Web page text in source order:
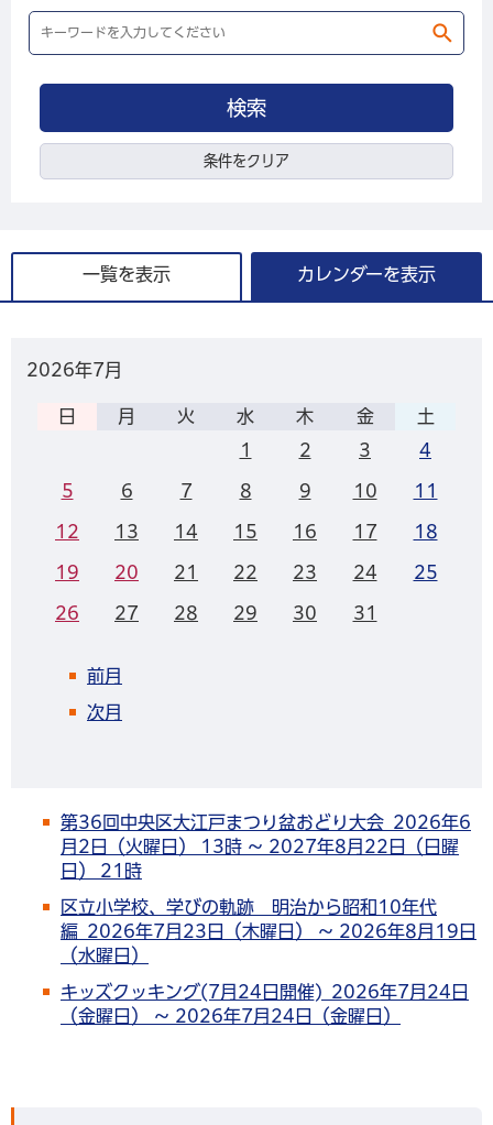
条件をクリア
一覧を表示 カレンダーを表示
2026年7月
日 月 火 水 木 金
土
1
2 3 4
5 6 7 8 9 10 11
12 13 14 15 16 17 18
19 20 21 22 23 24 25
26 27 28 29 30 31
前月
次月
第36回中央区大江戸まつり盆おどり大会 2026年6
月2日（火曜日） 13時 ～ 2027年8月22日（日曜
日） 21時
区立小学校、学びの軌跡 明治から昭和10年代
編 2026年7月23日（木曜日） ～ 2026年8月19日
（水曜日）
キッズクッキング(7月24日開催) 2026年7月24日
（金曜日） ～ 2026年7月24日（金曜日）